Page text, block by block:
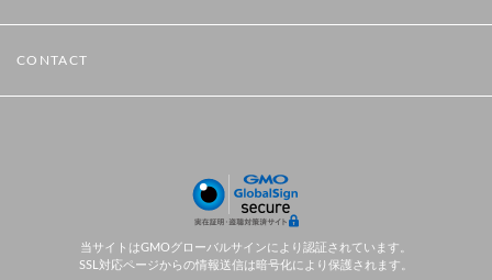
CONTACT
当サイトはGMOグローバルサインにより認証されています。
SSL対応ページからの情報送信は暗号化により保護されます。